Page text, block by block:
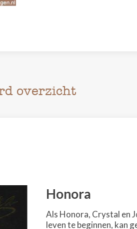
overzicht
Honora
Als Honora, Crystal en
leven te beginnen, kan